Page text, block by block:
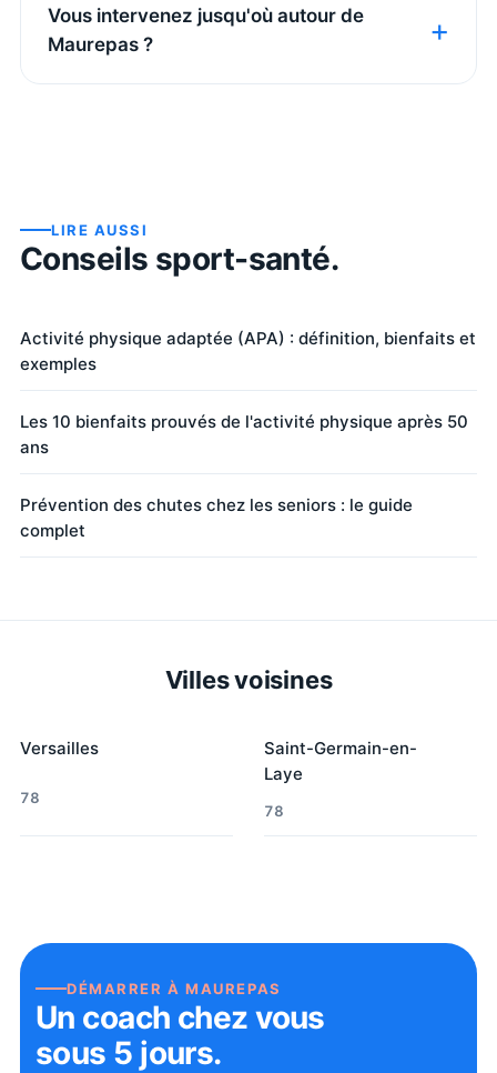
Vous intervenez jusqu'où autour de
Maurepas ?
LIRE AUSSI
Conseils sport-santé.
Activité physique adaptée (APA) : définition, bienfaits et
exemples
Les 10 bienfaits prouvés de l'activité physique après 50
ans
Prévention des chutes chez les seniors : le guide
complet
Villes voisines
Versailles
78
Saint-Germain-en-
Laye
78
DÉMARRER ÀMAUREPAS
Un coach chez vous
sous 5 jours.